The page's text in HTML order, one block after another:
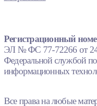
Регистрационный
ЭЛ № ФС 77-72266 от
Федеральной службой
информационных
Все права на любые